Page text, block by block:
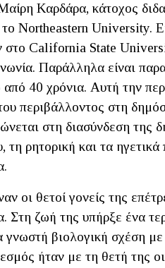
Καρδάρα, κάτοχος
το Northeastern University.
στο California State
Παράλληλα είναι
40 χρόνια. Αυτή την
περιβάλλοντος στη
στη διασύνδεση της
τη ρητορική και τα
οι θετοί γονείς της
Στη ζωή της υπήρξε ένα
γνωστή βιολογική σχέση
ήταν με τη θετή της